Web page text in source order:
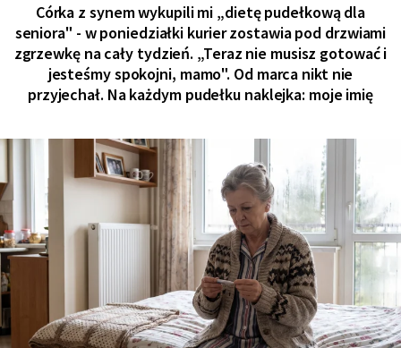
Córka z synem wykupili mi „dietę pudełkową dla
seniora" - w poniedziałki kurier zostawia pod drzwiami
zgrzewkę na cały tydzień. „Teraz nie musisz gotować i
jesteśmy spokojni, mamo". Od marca nikt nie
przyjechał. Na każdym pudełku naklejka: moje imię